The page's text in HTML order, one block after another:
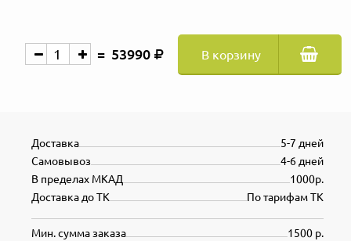
53990 В корзину
5-7 дней
Доставка
4-6 дней
Самовывоз
1000р.
В пределах МКАД
По тарифам ТК
Доставка до ТК
1500 р.
Мин. сумма заказа